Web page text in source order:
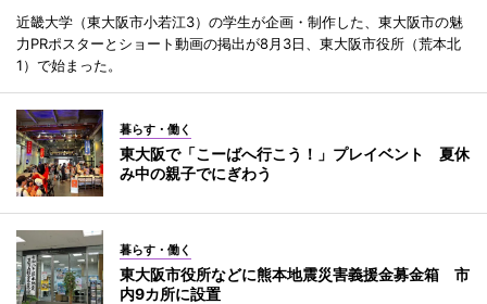
近畿大学（東大阪市小若江3）の学生が企画・制作した、東大阪市の魅
力PRポスターとショート動画の掲出が8月3日、東大阪市役所（荒本北
1）で始まった。
暮らす・働く
東大阪で「こーばへ行こう！」プレイベント 夏休
み中の親子でにぎわう
暮らす・働く
東大阪市役所などに熊本地震災害義援金募金箱 市
内9カ所に設置